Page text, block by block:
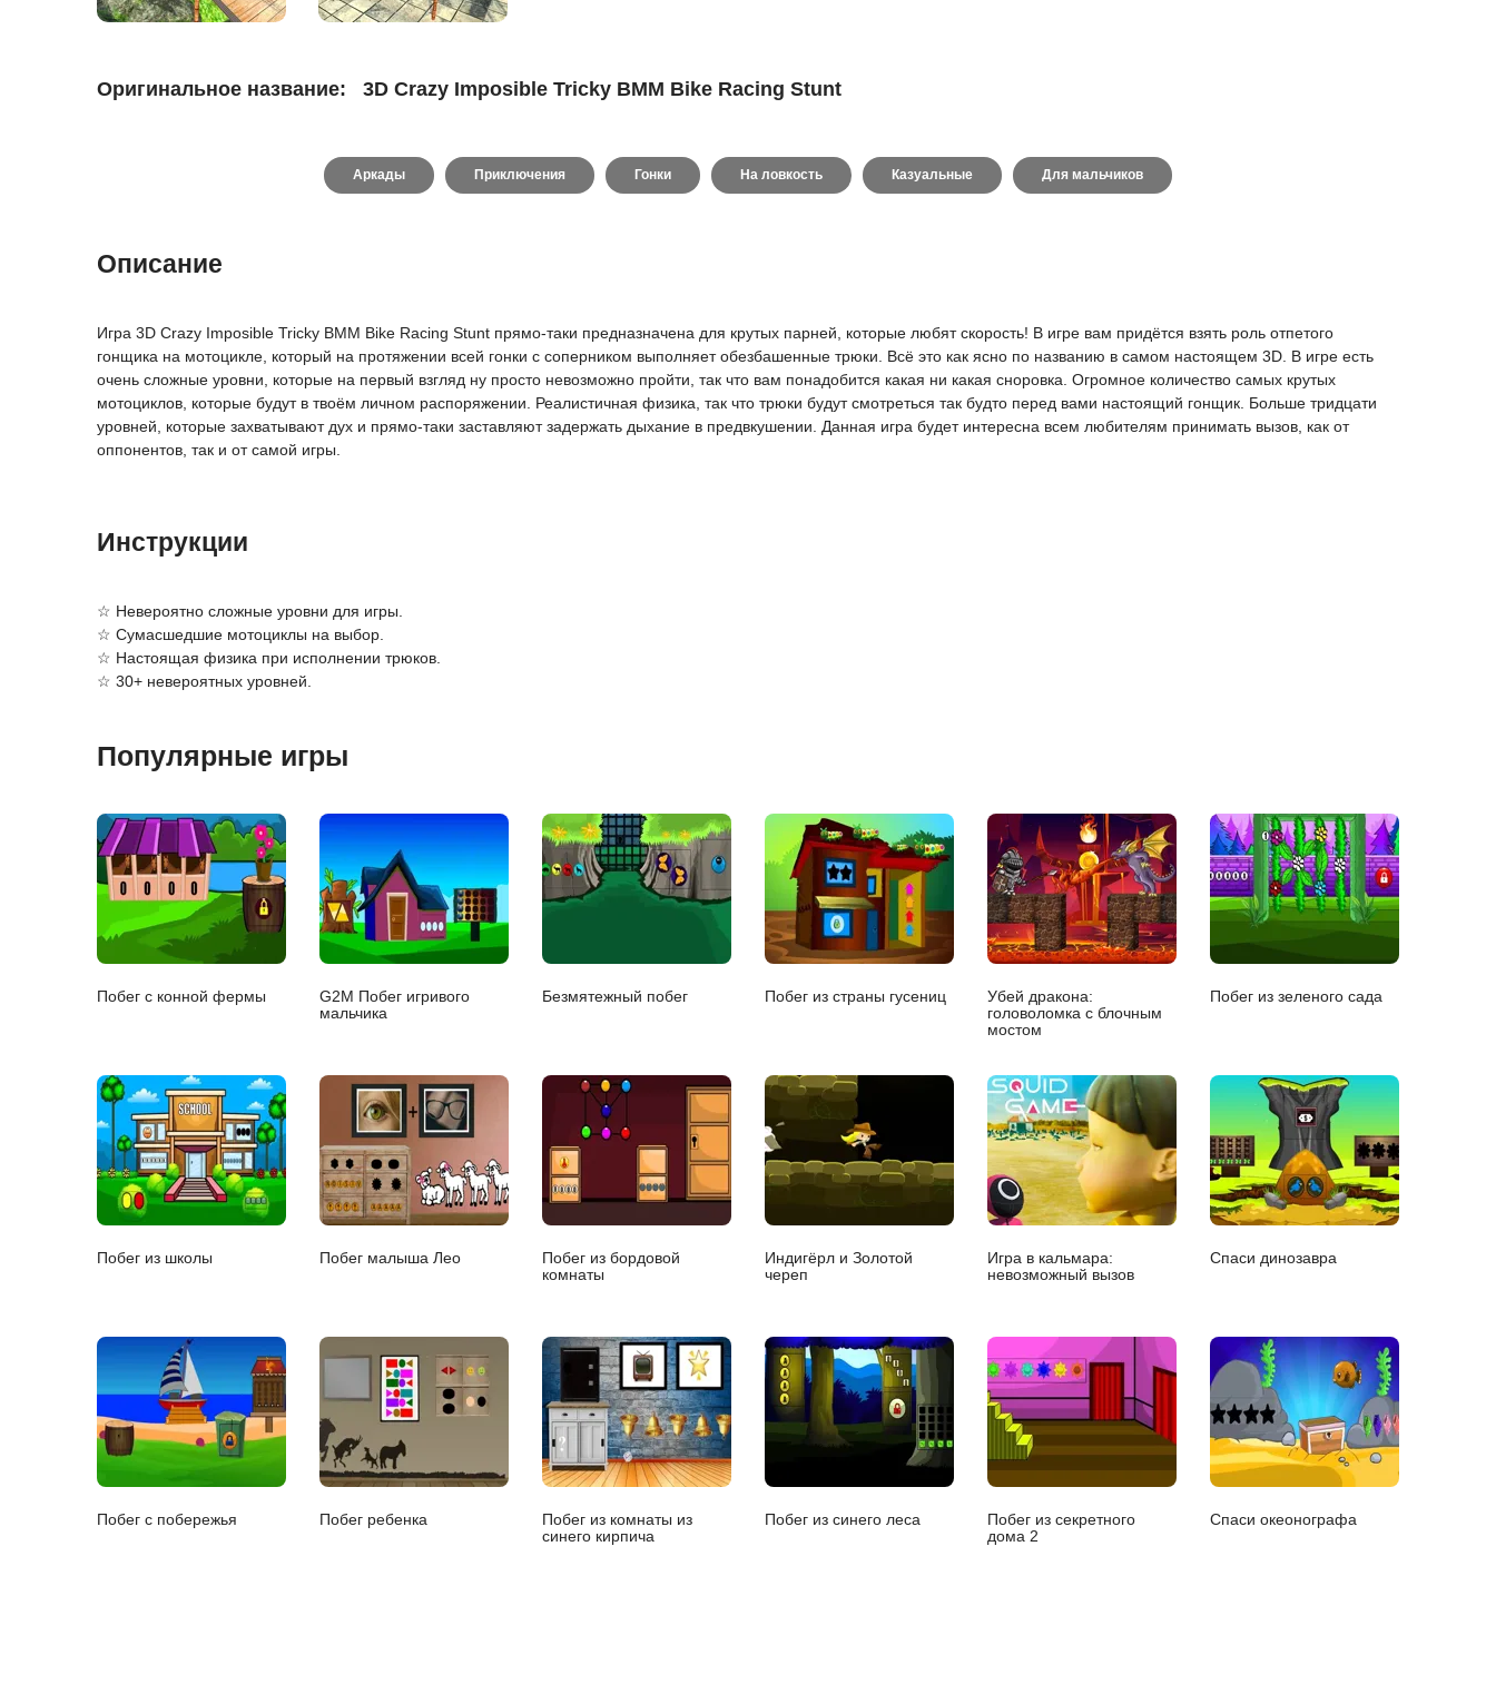
Оригинальное название: 3D Crazy Imposible Tricky BMM Bike Racing Stunt
Аркады Приключения Гонки На ловкость Казуальные Для мальчиков
Описание
Игра 3D Crazy Imposible Tricky BMM Bike Racing Stunt прямо-таки предназначена для крутых парней, которые любят скорость! В игре вам придётся взять роль отпетого
гонщика на мотоцикле, который на протяжении всей гонки с соперником выполняет обезбашенные трюки. Всё это как ясно по названию в самом настоящем 3D. В игре есть
очень сложные уровни, которые на первый взгляд ну просто невозможно пройти, так что вам понадобится какая ни какая сноровка. Огромное количество самых крутых
мотоциклов, которые будут в твоём личном распоряжении. Реалистичная физика, так что трюки будут смотреться так будто перед вами настоящий гонщик. Больше тридцати
уровней, которые захватывают дух и прямо-таки заставляют задержать дыхание в предвкушении. Данная игра будет интересна всем любителям принимать вызов, как от
оппонентов, так и от самой игры.
Инструкции
☆ Невероятно сложные уровни для игры.
☆ Сумасшедшие мотоциклы на выбор.
☆ Настоящая физика при исполнении трюков.
☆ 30+ невероятных уровней.
Популярные игры
Побег с конной фермы
G2M Побег игривого
мальчика
Безмятежный побег Побег из страны гусениц
Убей дракона:
головоломка с блочным
мостом
Побег из зеленого сада
Побег из школы Побег малыша Лео
Побег из бордовой
комнаты
Индигёрл и Золотой
череп
Игра в кальмара:
невозможный вызов
Спаси динозавра
Побег с побережья Побег ребенка
Побег из комнаты из
синего кирпича
Побег из синего леса
Побег из секретного
дома 2
Спаси океонографа